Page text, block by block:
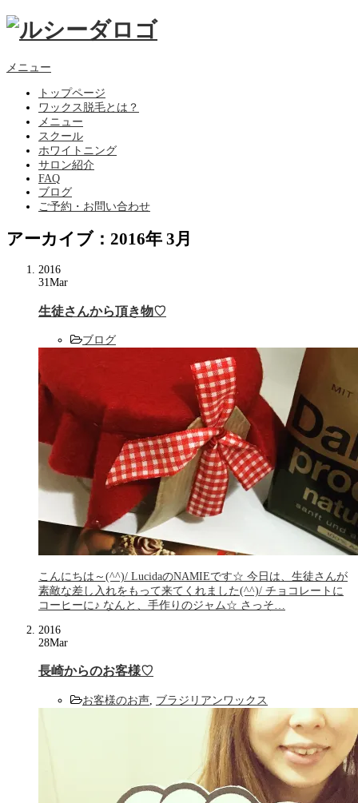
メニュー
トップページ
ワックス脱毛とは？
メニュー
スクール
ホワイトニング
サロン紹介
FAQ
ブログ
ご予約・お問い合わせ
アーカイブ：2016年 3月
2016
31Mar
生徒さんから頂き物♡
ブログ
こんにちは～(^^)/ LucidaのNAMIEです☆ 今日は、生徒さんが
素敵な差し入れをもって来てくれました(^^)/ チョコレートに
コーヒーに♪ なんと、手作りのジャム☆ さっそ…
2016
28Mar
長崎からのお客様♡
お客様のお声 ブラジリアンワックス